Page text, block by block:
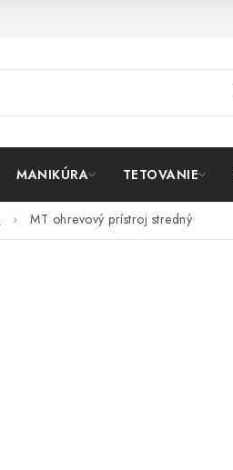
MANIKÚRA TETOVANIE
MT ohrevový prístroj stredný